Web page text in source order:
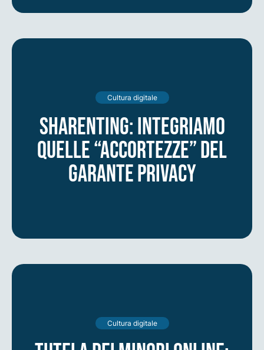
Cultura digitale
Sharenting: integriamo
quelle “accortezze” del
Garante Privacy
Cultura digitale